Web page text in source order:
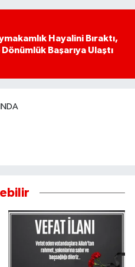
Hayalini Bıraktı,
Başarıya Ulaştı